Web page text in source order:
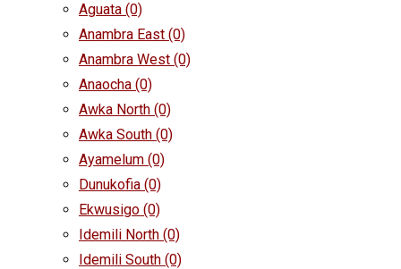
Aguata (0)
Anambra East (0)
Anambra West (0)
Anaocha (0)
Awka North (0)
Awka South (0)
Ayamelum (0)
Dunukofia (0)
Ekwusigo (0)
Idemili North (0)
Idemili South (0)